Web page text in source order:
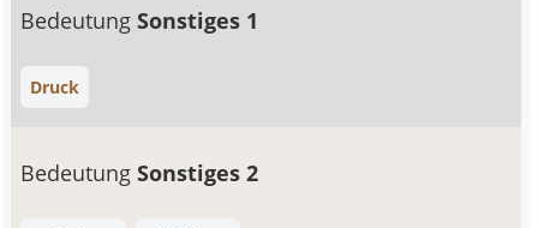
BedeutungSonstiges 1
Druck
BedeutungSonstiges 2